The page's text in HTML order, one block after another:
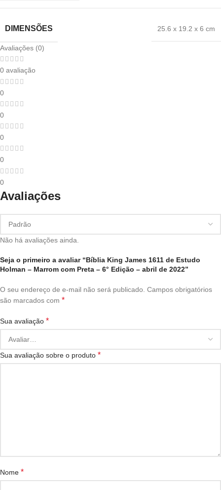
DIMENSÕES 25.6 x 19.2 x 6 cm
Avaliações (0)
0 avaliação
0
0
0
0
0
Avaliações
Não há avaliações ainda.
Seja o primeiro a avaliar “Bíblia King James 1611 de Estudo
Holman – Marrom com Preta – 6° Edição – abril de 2022”
O seu endereço de e-mail não será publicado. Campos obrigatórios
são marcados com *
Sua avaliação *
Sua avaliação sobre o produto *
Nome *